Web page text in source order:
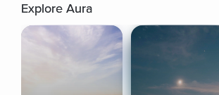
Explore Aura